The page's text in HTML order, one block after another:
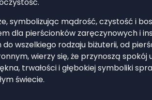
symbolizując mądrość, czystość i
dla pierścionków zaręczynowych i
wszelkiego rodzaju biżuterii, od
wierzy się, że przynoszą
trwałości i głębokiej symboliki
świecie.